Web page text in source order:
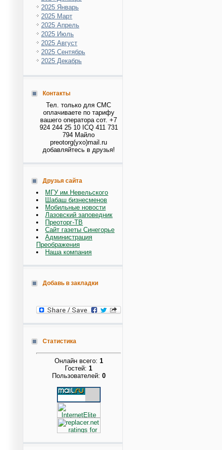
2025 Январь
2025 Март
2025 Апрель
2025 Июль
2025 Август
2025 Сентябрь
2025 Декабрь
Контакты
Тел. только для СМС
оплачиваете по тарифу
вашего оператора сот. +7
924 244 25 10 ICQ 411 731
794 Майло
preotorg(ухо)mail.ru
добавляйтесь в друзья!
Друзья сайта
МГУ им.Невельского
Шабаш бизнесменов
Мобильные новости
Лазовский заповедник
Преоторг-ТВ
Сайт газеты Синегорье
Администрация
Преображения
Наша компания
Добавь в закладки
Статистика
Онлайн всего: 1
Гостей: 1
Пользователей: 0